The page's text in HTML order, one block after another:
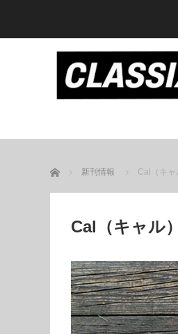
ホーム 新刊情報 Cal（キ
Cal（キャル